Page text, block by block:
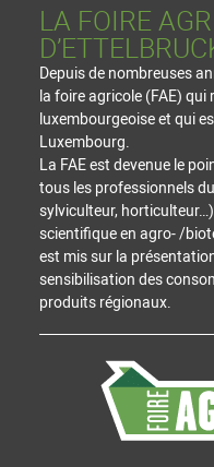
LA FOIRE
Depuis de nombreuses
la foire agricole (FAE) qui
luxembourgeoise et qui
Luxembourg.
La FAE est devenue le
tous les professionnels
sylviculteur,
scientifique en agro- /
est mis sur la
sensibilisation des
produits régionaux.